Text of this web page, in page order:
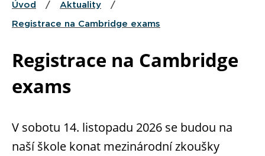
Úvod / Aktuality /
Registrace na Cambridge exams
Registrace na Cambridge
exams
V sobotu 14. listopadu 2026 se budou na
naší škole konat mezinárodní zkoušky